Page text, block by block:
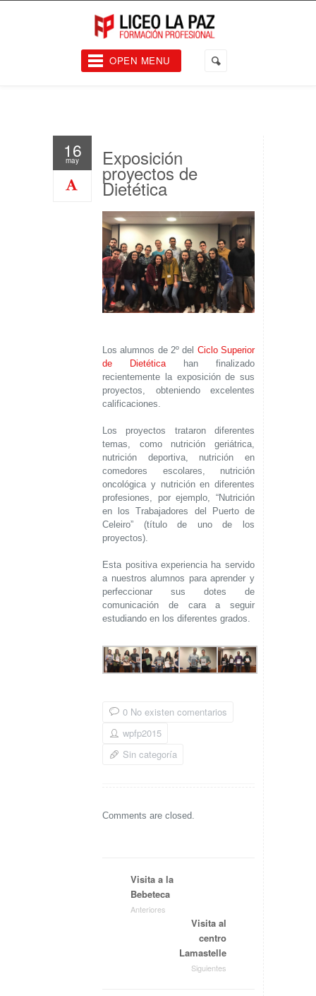
OPEN MENU
16
may Exposición
proyectos de
Dietética
Los alumnos de 2º del Ciclo Superior
de Dietética han finalizado
recientemente la exposición de sus
proyectos, obteniendo excelentes
calificaciones.
Los proyectos trataron diferentes
temas, como nutrición geriátrica,
nutrición deportiva, nutrición en
comedores escolares, nutrición
oncológica y nutrición en diferentes
profesiones, por ejemplo, “Nutrición
en los Trabajadores del Puerto de
Celeiro” (título de uno de los
proyectos).
Esta positiva experiencia ha servido
a nuestros alumnos para aprender y
perfeccionar sus dotes de
comunicación de cara a seguir
estudiando en los diferentes grados.
0 No existen comentarios
wpfp2015
Sin categoría
Comments are closed.
Visita a la
Bebeteca
Anteriores
Visita al
centro
Lamastelle
Siguientes